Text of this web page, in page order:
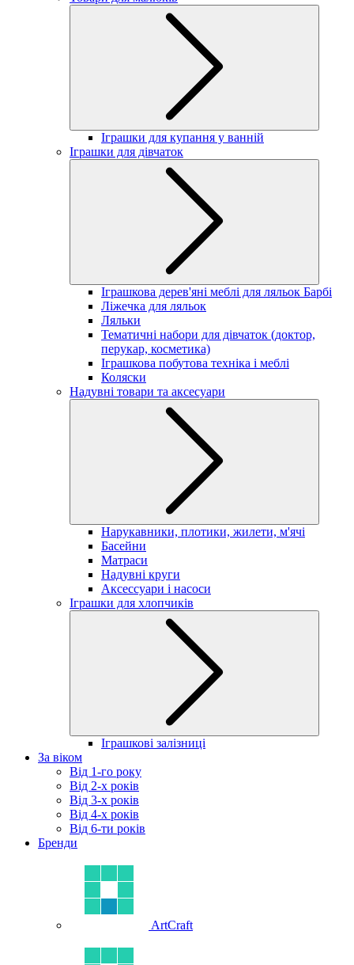
Іграшки для купання у ванній
Іграшки для дівчаток
Іграшкова дерев'яні меблі для ляльок Барбі
Ліжечка для ляльок
Ляльки
Тематичні набори для дівчаток (доктор,
перукар, косметика)
Іграшкова побутова техніка і меблі
Коляски
Надувні товари та аксесуари
Нарукавники, плотики, жилети, м'ячі
Басейни
Матраси
Надувні круги
Аксессуари і насоси
Іграшки для хлопчиків
Іграшкові залізниці
За віком
Від 1-го року
Від 2-х років
Від 3-х років
Від 4-х років
Від 6-ти років
Бренди
ArtCraft